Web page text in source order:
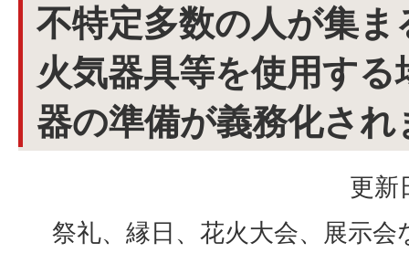
不特定多数の人が集
火気器具等を使用す
器の準備が義務化され
更新
祭礼、縁日、花火大会、展示会